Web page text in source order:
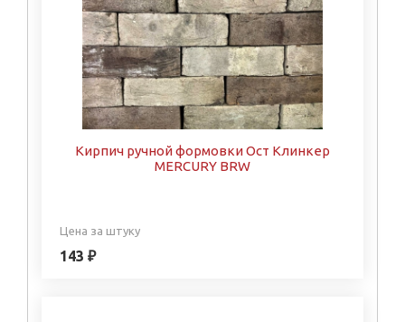
Кирпич ручной формовки Ост Клинкер
MERCURY BRW
Цена за штуку
143 ₽